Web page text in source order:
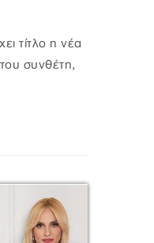
τίτλο η νέα
συνθέτη,